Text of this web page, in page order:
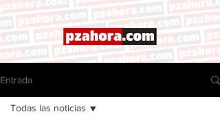
Entrada
Todas las noticias